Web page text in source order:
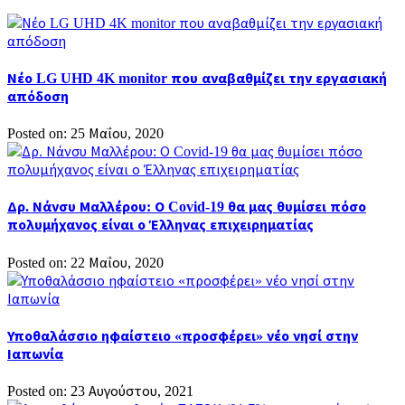
Νέο LG UHD 4K monitor που αναβαθμίζει την εργασιακή
απόδοση
Posted on: 25 Μαΐου, 2020
Δρ. Νάνσυ Μαλλέρου: Ο Covid-19 θα μας θυμίσει πόσο
πολυμήχανος είναι ο Έλληνας επιχειρηματίας
Posted on: 22 Μαΐου, 2020
Υποθαλάσσιο ηφαίστειο «προσφέρει» νέο νησί στην
Ιαπωνία
Posted on: 23 Αυγούστου, 2021